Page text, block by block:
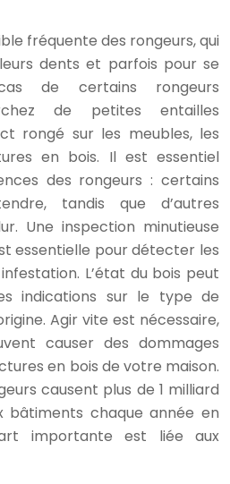
fréquente des rongeurs, qui
dents et parfois pour se
de certains rongeurs
de petites entailles
rongé sur les meubles, les
en bois. Il est essentiel
des rongeurs : certains
tandis que d’autres
Une inspection minutieuse
essentielle pour détecter les
L’état du bois peut
indications sur le type de
Agir vite est nécessaire,
causer des dommages
en bois de votre maison.
causent plus de 1 milliard
bâtiments chaque année en
importante est liée aux